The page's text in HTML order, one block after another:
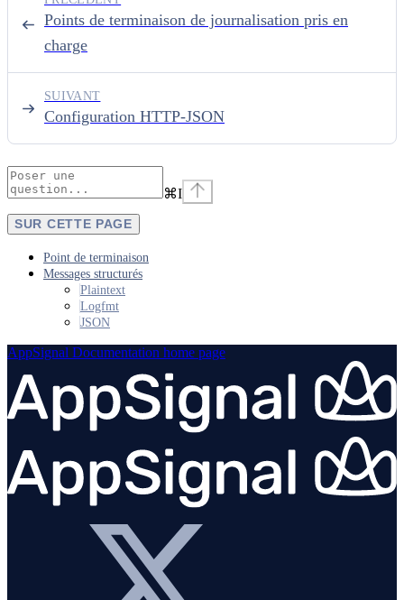
Points de terminaison de journalisation pris en
charge
Configuration HTTP-JSON
SUIVANT
⌘I
SUR CETTE PAGE
Point de terminaison
Messages structurés
Plaintext
Logfmt
JSON
AppSignal Documentation home page